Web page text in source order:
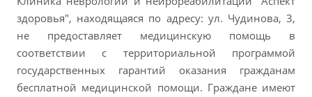
здоровья", находящаяся по адресу: ул. Чудинова, 3,
не предоставляет медицинскую помощь в
соответствии с территориальной программой
государственных гарантий оказания гражданам
бесплатной медицинской помощи. Граждане имеют